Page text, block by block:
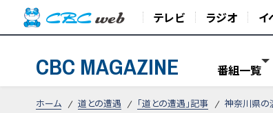
テレビ ラジオ イ
CBC MAGAZINE 番組一覧
ホーム 道との遭遇 「道との遭遇」記事 神奈川県の